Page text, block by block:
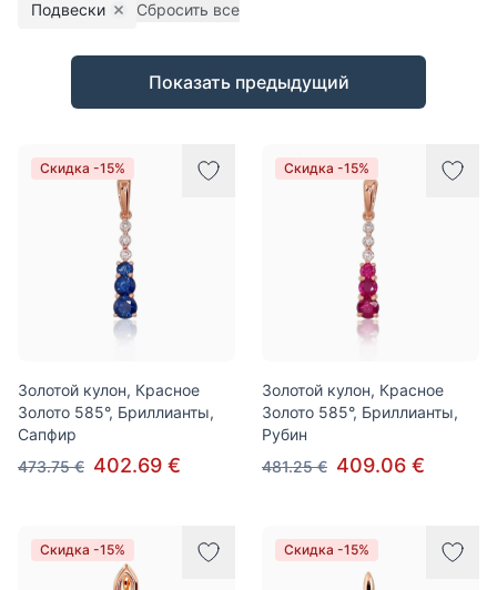
Подвески Remove filter
Сбросить все
Товары
Показать предыдущий
Скидка -15%
Золотой кулон, Красное
Золото 585°, Бриллианты,
Сапфир
473.75 € 402.69 €
Скидка -15%
Золотой кулон, Красное
Золото 585°, Бриллианты,
Рубин
481.25 € 409.06 €
Скидка -15% Скидка -15%